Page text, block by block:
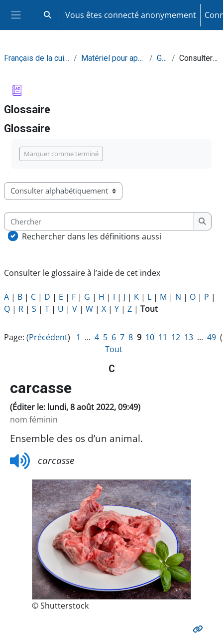
Passer au contenu principal
Panneau latéralActiver/désactiver la saisie de recherche
Vous êtes connecté anonymement
Français de la cuisine et de la restauration Matériel pour apprendre de façon autonome Glossaire Consulter alphabétiquement
Glossaire
Glossaire
Conditions d’achèvement
Marquer comme terminé
Consulter le glossaire à l’aide de cet index
Chercher
Rechercher dans les définitions aussi
Consulter le glossaire à l’aide de cet index
A | B | C | D | E | F | G | H | I | J | K | L | M | N | O | P |
Q | R | S | T | U | V | W | X | Y | Z | Tout
Page: (Précédent) 1 ... 4 5 6 7 8 9 10 11 12 13 ... 49 (
Tout
C
carcasse
(Éditer le: lundi, 8 août 2022, 09:49)
nom féminin
Ensemble des os d’un animal.
carcasse
© Shutterstock